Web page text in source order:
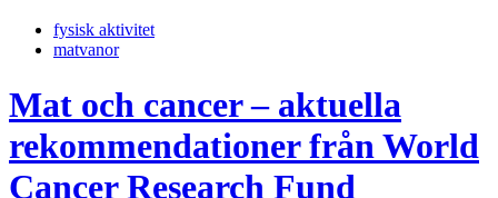
fysisk aktivitet
matvanor
Mat och cancer – aktuella
rekommendationer från World
Cancer Research Fund